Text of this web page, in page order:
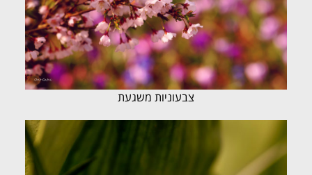
צבעוניות משגעת